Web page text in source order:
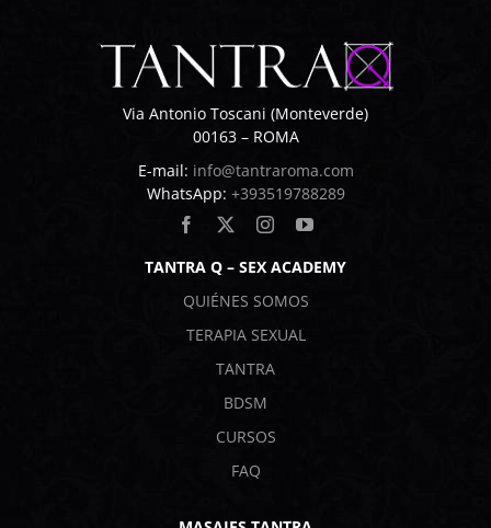
Via Antonio Toscani (Monteverde)
00163 – ROMA
E-mail: info@tantraroma.com
WhatsApp: +393519788289
TANTRA Q – SEX ACADEMY
QUIÉNES SOMOS
TERAPIA SEXUAL
TANTRA
BDSM
CURSOS
FAQ